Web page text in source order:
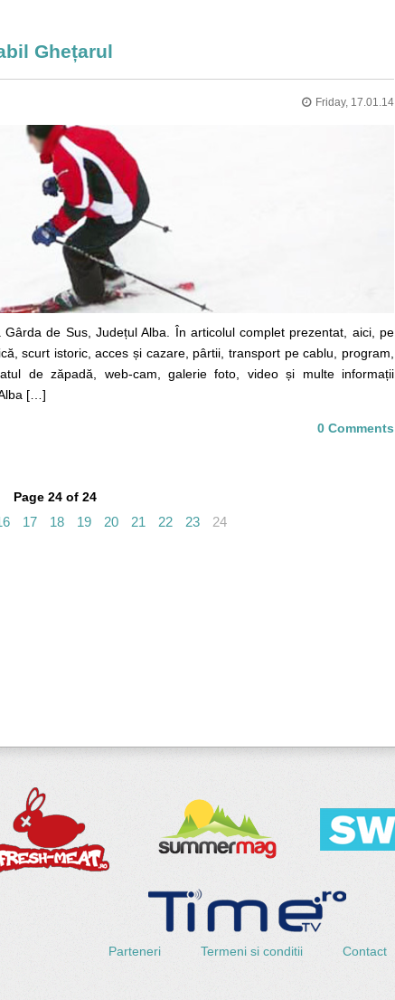
Ghețarul
Friday, 17.01.14
de Sus, Județul Alba. În articolul complet prezentat, aici, pe
scurt istoric, acces și cazare, pârtii, transport pe cablu, program,
de zăpadă, web-cam, galerie foto, video și multe informații
[…]
0 Comments
Page 24 of 24
17 18 19 20 21 22 23 24
Parteneri Termeni si conditii Contact